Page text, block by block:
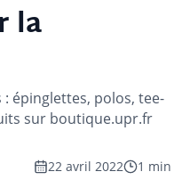
la
épinglettes, polos, tee-
sur boutique.upr.fr
22 avril 2022 1 min